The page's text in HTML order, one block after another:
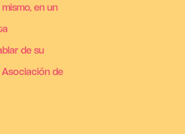
en un
de su
de